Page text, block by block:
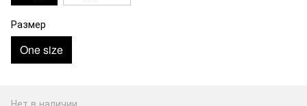
Размер
One size
Нет в наличии